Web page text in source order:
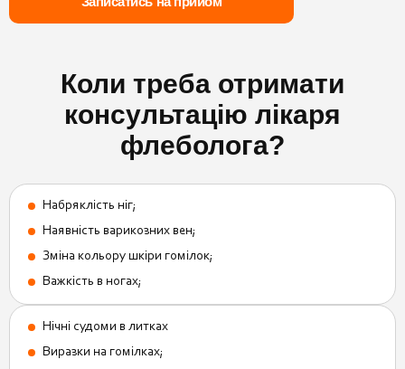
Коли треба отримати
консультацію лікаря
флеболога?
Набряклість ніг;
Наявність варикозних вен;
Зміна кольору шкіри гомілок;
Важкість в ногах;
Нічні судоми в литках
Виразки на гомілках;